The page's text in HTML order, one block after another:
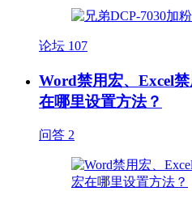
论坛 107
Word禁用宏、Excel
在哪里设置方法？
问答 2